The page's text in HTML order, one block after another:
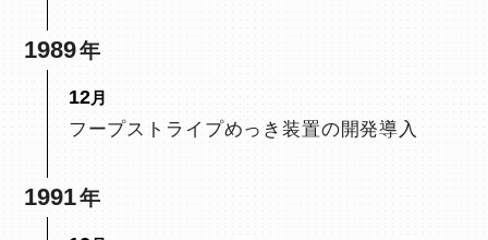
1989
12
フープストライプめっき装置の開発導入
1991